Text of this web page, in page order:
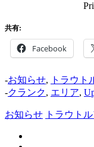
共有:
Facebook
-お知らせ, トラウト
-クランク, エリア,
お知らせ トラウト